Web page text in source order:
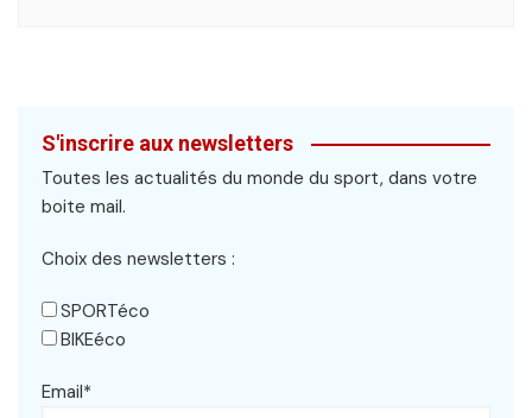
S'inscrire aux newsletters
Toutes les actualités du monde du sport, dans votre
boite mail.
Choix des newsletters :
SPORTéco
BIKEéco
Email*